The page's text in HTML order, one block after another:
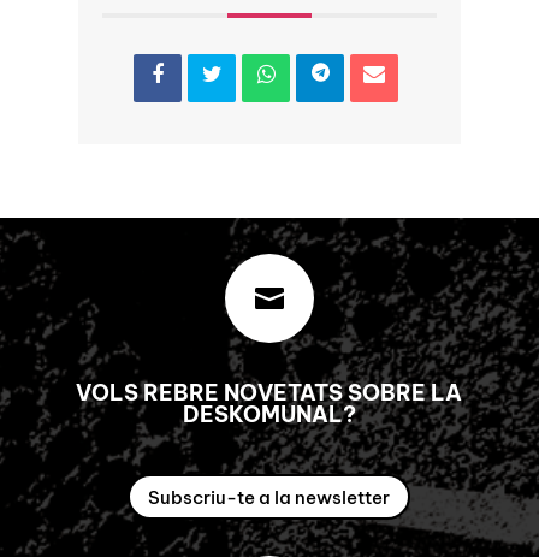

VOLS REBRE NOVETATS SOBRE LA
DESKOMUNAL?
Subscriu-te a la newsletter